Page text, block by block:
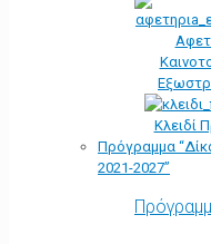
Κλειδί
Πρόγραμμα
2021-2027”